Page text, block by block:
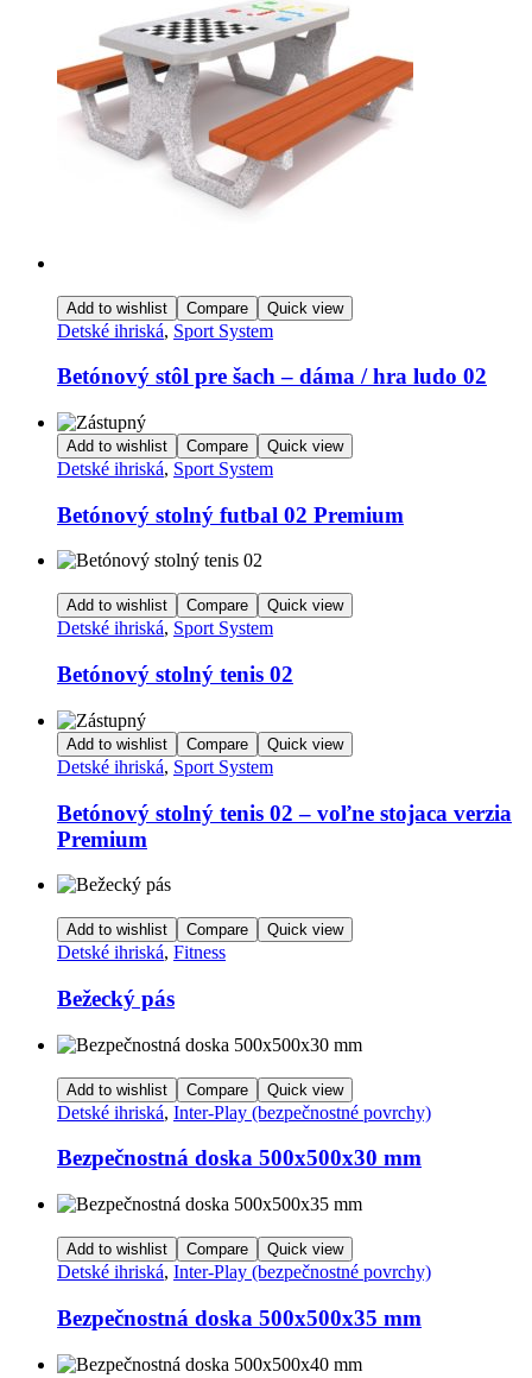
Add to wishlist Compare Quick view
Detské ihriská, Sport System
Betónový stôl pre šach – dáma / hra ludo 02
Add to wishlist Compare Quick view
Detské ihriská, Sport System
Betónový stolný futbal 02 Premium
Add to wishlist Compare Quick view
Detské ihriská, Sport System
Betónový stolný tenis 02
Add to wishlist Compare Quick view
Detské ihriská, Sport System
Betónový stolný tenis 02 – voľne stojaca verzia
Premium
Add to wishlist Compare Quick view
Detské ihriská, Fitness
Bežecký pás
Add to wishlist Compare Quick view
Detské ihriská, Inter-Play (bezpečnostné povrchy)
Bezpečnostná doska 500x500x30 mm
Add to wishlist Compare Quick view
Detské ihriská, Inter-Play (bezpečnostné povrchy)
Bezpečnostná doska 500x500x35 mm